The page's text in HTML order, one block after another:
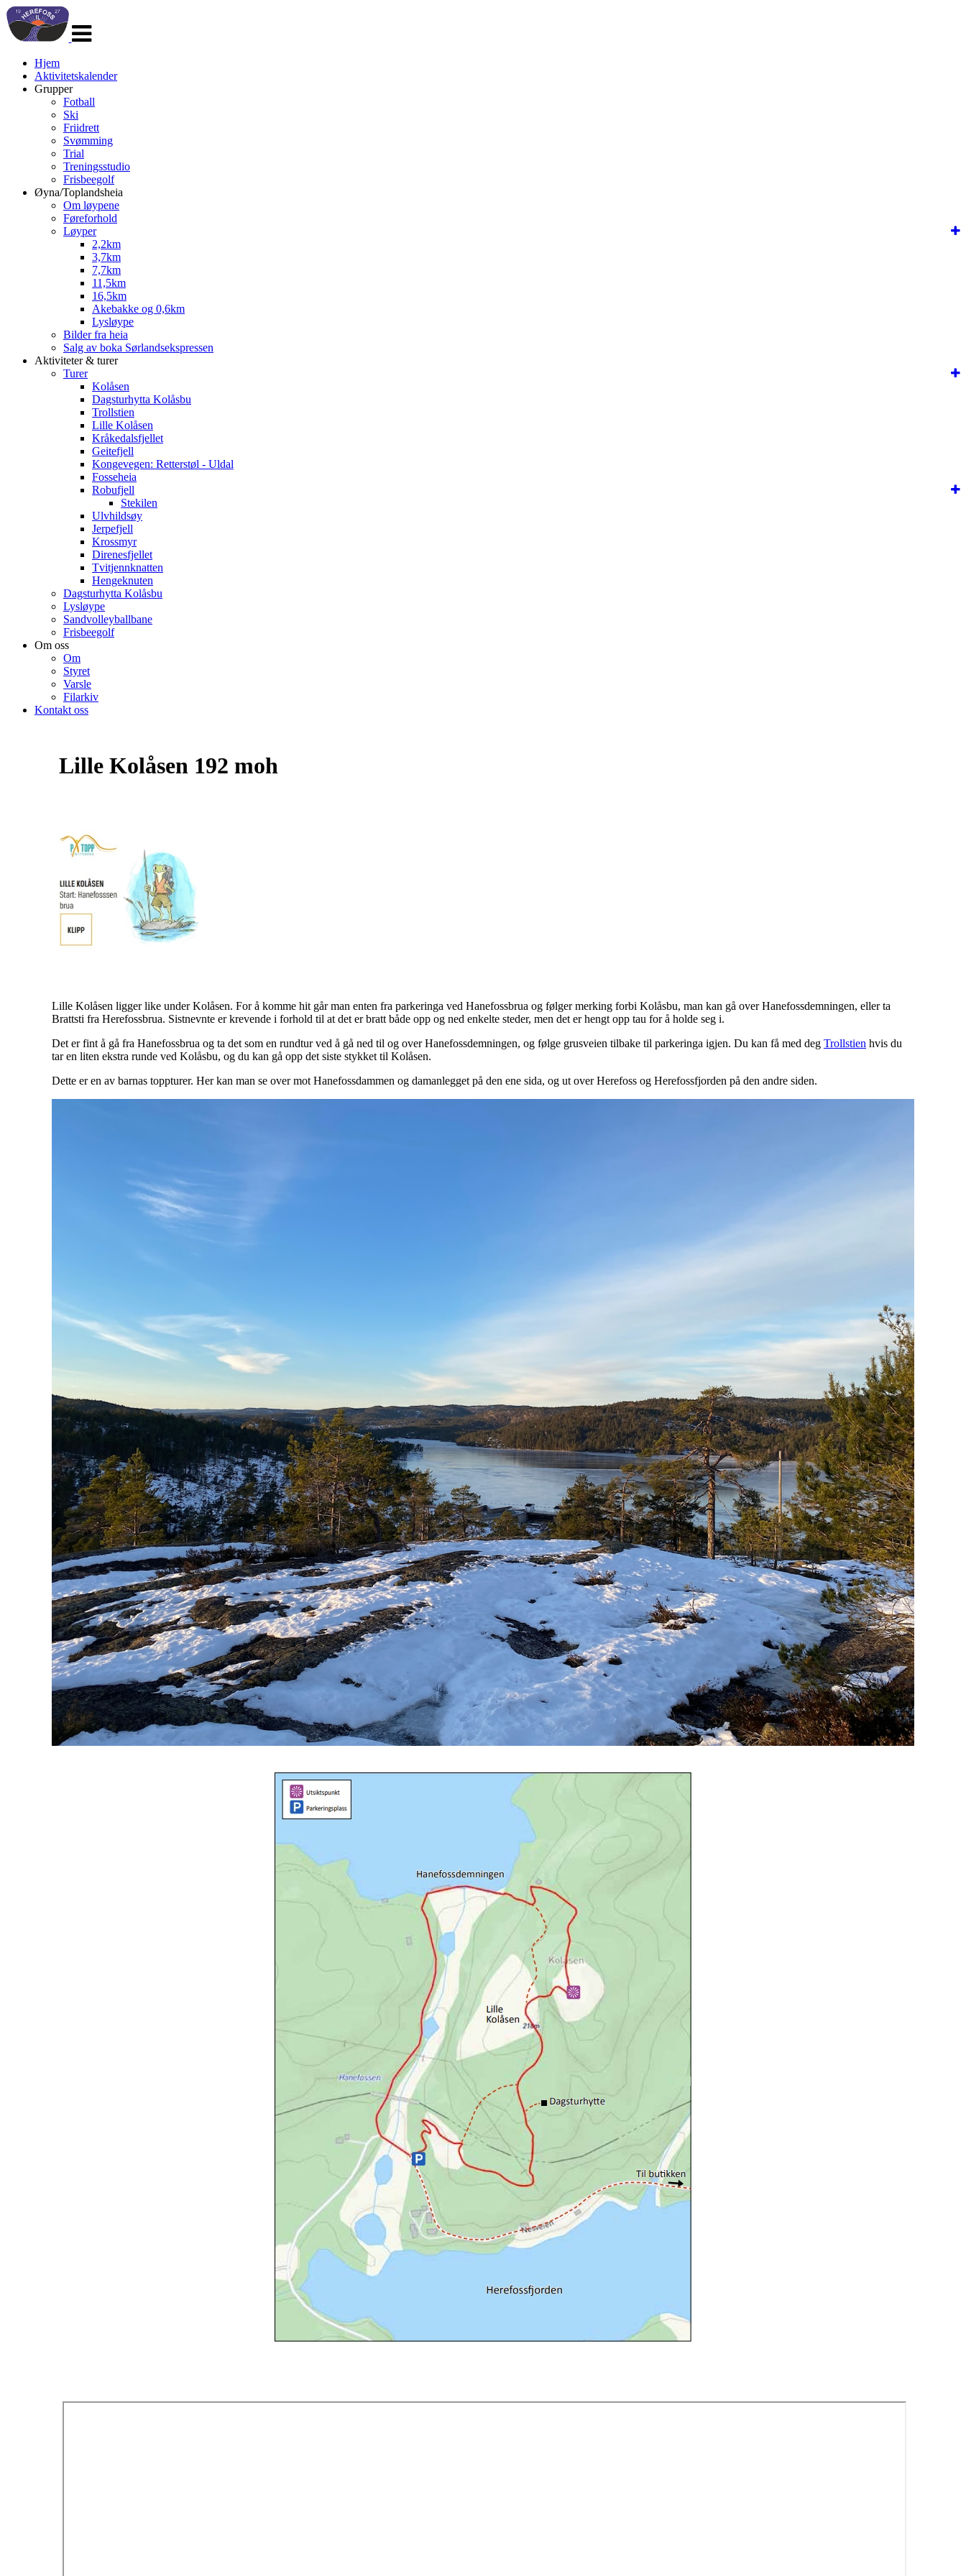
navigasjon
Hjem
Aktivitetskalender
Grupper
Fotball
Ski
Friidrett
Svømming
Trial
Treningsstudio
Frisbeegolf
Øyna/Toplandsheia
Om løypene
Føreforhold
Løyper
2,2km
3,7km
7,7km
11,5km
16,5km
Akebakke og 0,6km
Lysløype
Bilder fra heia
Salg av boka Sørlandsekspressen
Aktiviteter & turer
Turer
Kolåsen
Dagsturhytta Kolåsbu
Trollstien
Lille Kolåsen
Kråkedalsfjellet
Geitefjell
Kongevegen: Retterstøl - Uldal
Fosseheia
Robufjell
Stekilen
Ulvhildsøy
Jerpefjell
Krossmyr
Direnesfjellet
Tvitjennknatten
Hengeknuten
Dagsturhytta Kolåsbu
Lysløype
Sandvolleyballbane
Frisbeegolf
Om oss
Om
Styret
Varsle
Filarkiv
Kontakt oss
Lille Kolåsen 192 moh
Lille Kolåsen ligger like under Kolåsen. For å komme hit går man enten fra parkeringa ved Hanefossbrua og følger merking forbi Kolåsbu, man kan gå over Hanefossdemningen, eller ta
Brattsti fra Herefossbrua. Sistnevnte er krevende i forhold til at det er bratt både opp og ned enkelte steder, men det er hengt opp tau for å holde seg i.
Det er fint å gå fra Hanefossbrua og ta det som en rundtur ved å gå ned til og over Hanefossdemningen, og følge grusveien tilbake til parkeringa igjen. Du kan få med deg Trollstien hvis du
tar en liten ekstra runde ved Kolåsbu, og du kan gå opp det siste stykket til Kolåsen.
Dette er en av barnas toppturer. Her kan man se over mot Hanefossdammen og damanlegget på den ene sida, og ut over Herefoss og Herefossfjorden på den andre siden.